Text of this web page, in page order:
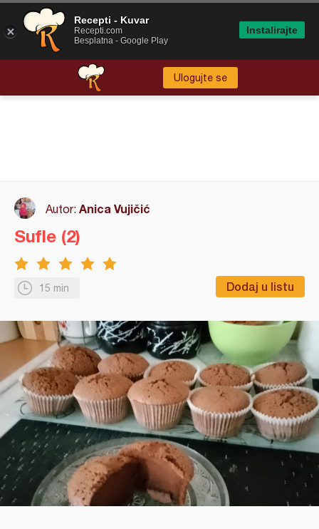
Ulogujte se
Autor: Anica Vujičić
15 min Dodaj u listu
Sufle (2)
Recepti - Kuvar
Recepti.com
Besplatna - Google Play
Instalirajte